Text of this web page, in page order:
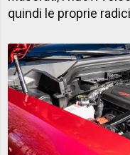
quindi le proprie